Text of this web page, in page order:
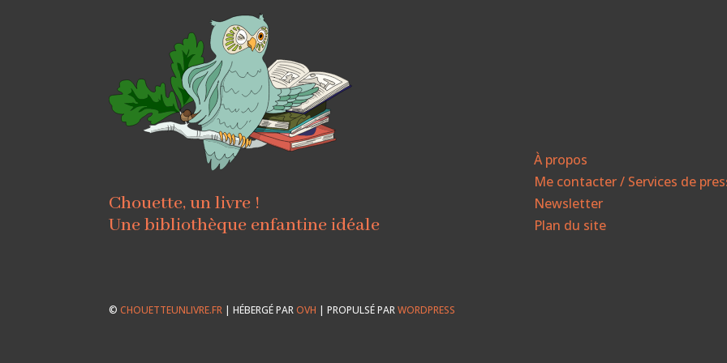
Chouette, un livre !
Une bibliothèque enfantine idéale
À propos
Me contacter / Services de
Newsletter
Plan du site
©CHOUETTEUNLIVRE.FR | HÉBERGÉ PAROVH | PROPULSÉ PARWORDPRESS